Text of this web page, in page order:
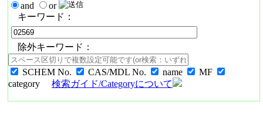
and
or
キーワード：
除外キーワード：
SCHEM No. CAS/MDL No. name
MF
category
検索ガイド/Categoryについて